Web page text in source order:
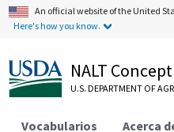
An official website of the United
Here's how you know.
NALT
U.S. DEPARTMENT OF
Vocabularios Acerca